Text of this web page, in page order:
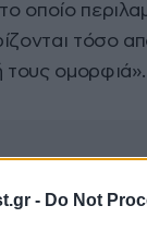
- Do Not
οποίο
τόσο από
τους ομορφιά».